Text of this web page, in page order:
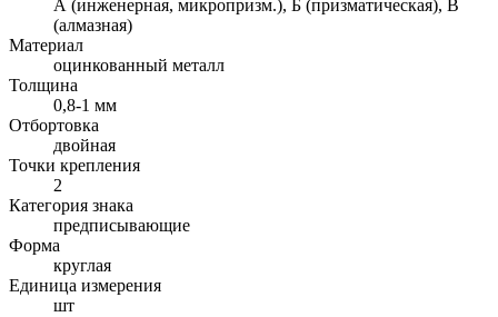
А (инженерная, микропризм.), Б (призматическая), В
(алмазная)
Материал
оцинкованный металл
Толщина
0,8-1 мм
Отбортовка
двойная
Точки крепления
2
Категория знака
предписывающие
Форма
круглая
Единица измерения
шт